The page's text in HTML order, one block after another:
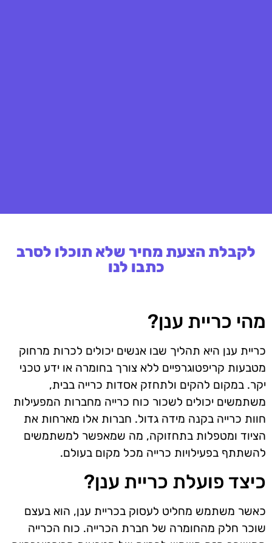
לקבלת הצעת מחיר שלא תוכלו לסרב
כתבו לנו
מהי כריית ענן?
כריית ענן היא תהליך שבו אנשים יכולים לכרות מרחוק
מטבעות קריפטוגרפיים ללא צורך בחומרה או ידע טכני
יקר. במקום להקים ולתחזק אסדות כרייה בבית,
משתמשים יכולים לשכור כוח כרייה מחברות המפעילות
חוות כרייה בקנה מידה גדול. חברות אלו מארחות את
הציוד ומטפלות בתחזוקה, מה שמאפשר למשתמשים
להשתתף בפעילויות כרייה מכל מקום בעולם.
כיצד פועלת כריית ענן?
כאשר משתמש מחליט לעסוק בכריית ענן, הוא בעצם
שוכר חלק מהחומרה של חברת הכרייה. כוח הכרייה